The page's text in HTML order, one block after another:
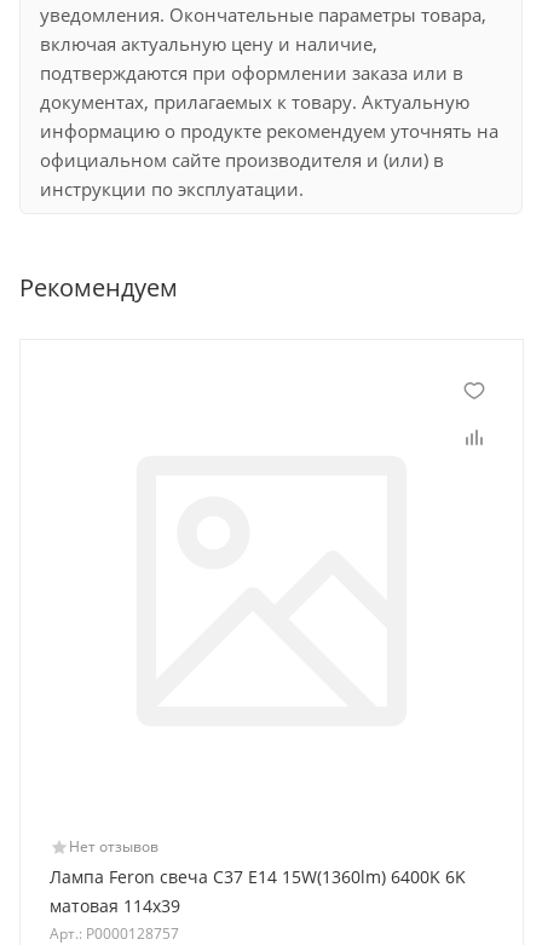
уведомления. Окончательные параметры товара,
включая актуальную цену и наличие,
подтверждаются при оформлении заказа или в
документах, прилагаемых к товару. Актуальную
информацию о продукте рекомендуем уточнять на
официальном сайте производителя и (или) в
инструкции по эксплуатации.
Рекомендуем
Нет отзывов
Лампа Feron свеча C37 E14 15W(1360lm) 6400K 6K
матовая 114x39
Арт.: Р0000128757